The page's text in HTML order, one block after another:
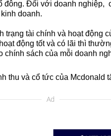
Đối với doanh nghiệp,
doanh.
tài chính và hoạt động
động tốt và có lãi thì
chính sách của mỗi doanh
thu và cổ tức của
Ad